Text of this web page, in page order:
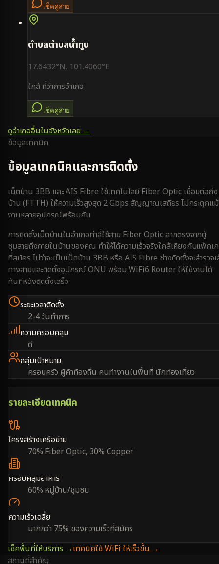
เช็คคู่สาย
ตำบลตำบลน้ำทูน
17.6432°N, 101.4060°E
ใกล้ ที่ว่าการอำเภอ
เช็คคู่สาย
ดูอำเภออื่นในจังหวัดเลย →
ข้อมูลเทคนิค
ข้อมูลเทคนิคและการติดตั้ง
เน็ตบ้าน 3BB และ AIS Fibre ใช้เทคโนโลยี Fiber Optic เชื่อมต่อถึง
บ้าน (FTTH) ให้ความเร็วสูงสุด 2 Gbps สัญญาณเสถียร ไม่กระตุกแ
งานหลายอุปกรณ์พร้อมกัน
การติดตั้งเน็ตบ้านในอำเภอท่าลี่ใช้สาย Fiber Optic ลากตรงจากตู้
ชุมสายถึงภายในบ้านของคุณ ทำให้ได้ความเร็วจริงใกล้เคียงกับแพ็กเ
ที่สมัคร ไม่ว่าจะเป็นเน็ตบ้าน 3BB หรือ AIS Fibre ช่างติดตั้งจะสำรวจ
ทางสายและติดตั้งอุปกรณ์ ONU พร้อม WiFi6 Router ให้ใช้งานได้
ทันทีหลังติดตั้งเสร็จ
ระยะเวลาติดตั้ง
2-4 วันทำการ
ความครอบคลุม
ดี
กลุ่มเป้าหมาย
ครอบครัว ผู้ค้าท้องถิ่น คนทำงานในพื้นที่ นักท่องเที่ยว
รายละเอียดเทคนิค
โครงสร้างเครือข่าย
70% Fiber Optic, 30% Copper
ครอบคลุมอาคาร
60% หมู่บ้าน/ชุมชน
ความเร็วเฉลี่ย
มากกว่า 75% ของความเร็วที่สมัคร
เช็คพื้นที่ให้บริการ →เทคนิคใช้ WiFi ให้เร็วขึ้น →
สถานที่สำคัญ